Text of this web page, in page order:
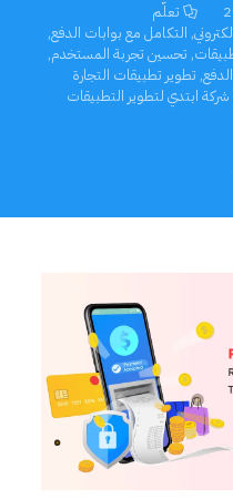
تعلّم
, التكامل مع بوابات الدفع,
, تحسين تجربة المستخدم,
, تطوير تطبيقات التجارة
شركة ابتدي لتطوير التطبيقات